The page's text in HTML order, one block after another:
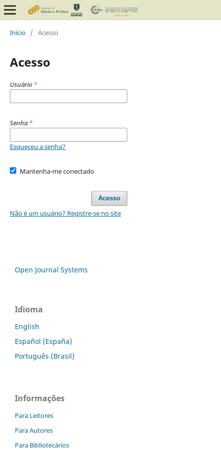
Início / Acesso
Acesso
Usuário *
Senha *
Esqueceu a senha?
Mantenha-me conectado
Acesso
Não é um usuário? Registre-se no site
Open Journal Systems
Idioma
English
Español (España)
Português (Brasil)
Informações
Para Leitores
Para Autores
Para Bibliotecários